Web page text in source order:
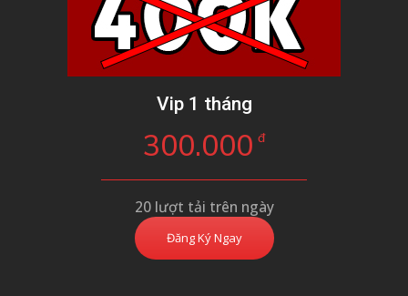
Vip 1 tháng
300.000 đ
20 lượt tải trên ngày
Đăng Ký Ngay